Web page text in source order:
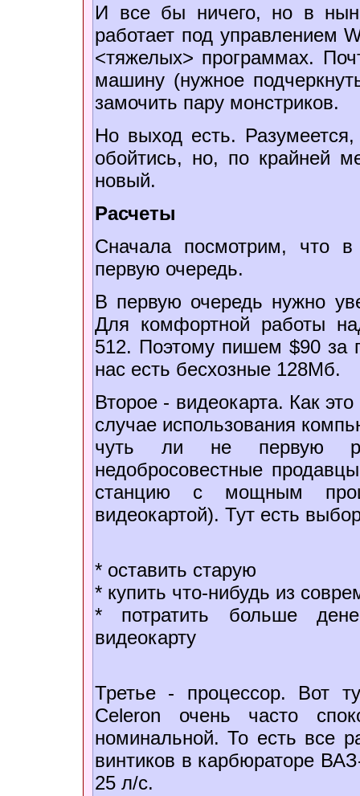
И все бы ничего, но в
работает под управлением
<тяжелых> программах.
машину (нужное
замочить пару монстриков.
Но выход есть.
обойтись, но, по крайней
новый.
Расчеты
Сначала посмотрим, что
первую очередь.
В первую очередь нужно
Для комфортной работы
512. Поэтому пишем $90 за
нас есть бесхозные 128Мб.
Второе - видеокарта. Как
случае использования
чуть ли не первую
недобросовестные
станцию с мощным
видеокартой). Тут есть
* оставить старую
* купить что-нибудь из
* потратить больше
видеокарту
Третье - процессор. Вот
Celeron очень часто
номинальной. То есть все
винтиков в карбюраторе
25 л/с.